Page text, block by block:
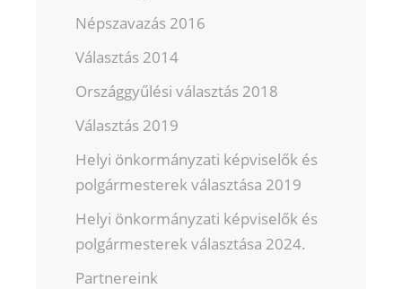
Népszavazás 2016
Választás 2014
Országgyűlési választás 2018
Választás 2019
Helyi önkormányzati képviselők és
polgármesterek választása 2019
Helyi önkormányzati képviselők és
polgármesterek választása 2024.
Partnereink